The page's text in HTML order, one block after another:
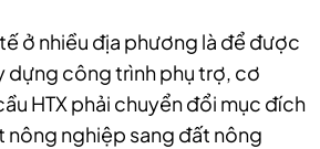
ở nhiều địa phương là để được
dựng công trình phụ trợ, cơ
HTX phải chuyển đổi mục đích
nông nghiệp sang đất nông